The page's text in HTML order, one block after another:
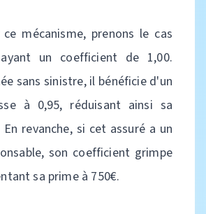
mécanisme, prenons le cas
un coefficient de 1,00.
sans sinistre, il bénéficie d'un
à 0,95, réduisant ainsi sa
revanche, si cet assuré a un
son coefficient grimpe
sa prime à 750€.